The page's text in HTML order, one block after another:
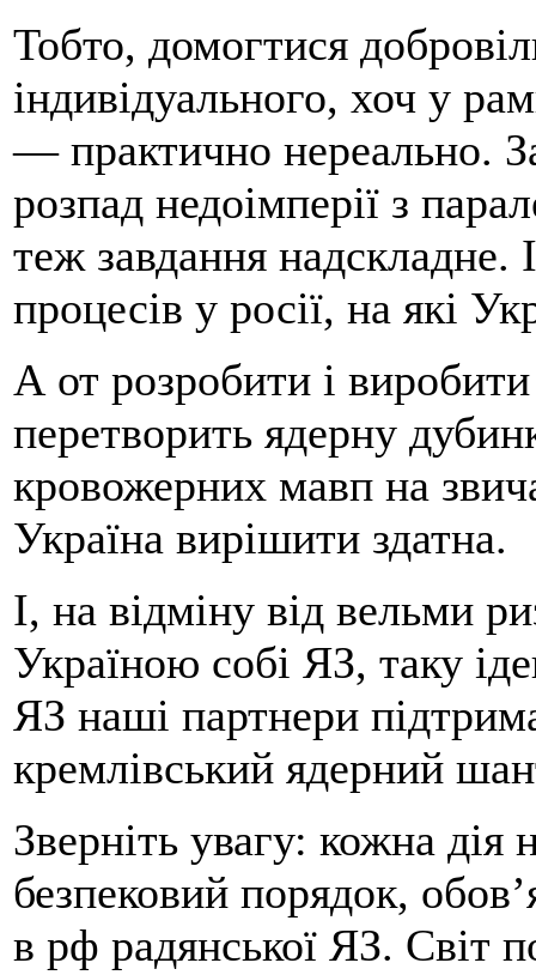
Тобто, домогтися
індивідуального, хоч у
— практично нереально.
розпад недоімперії з
теж завдання надскладне.
процесів у росії, на які
А от розробити і
перетворить ядерну
кровожерних мавп на
Україна вирішити здатна.
І, на відміну від вельми
Україною собі ЯЗ, таку
ЯЗ наші партнери
кремлівський ядерний
Зверніть увагу: кожна дія
безпековий порядок,
в рф радянської ЯЗ. Світ